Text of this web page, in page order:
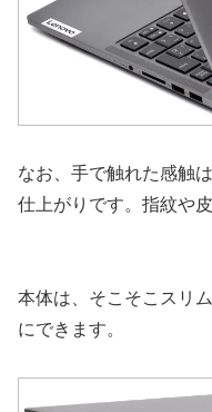
なお、手で触れた感触
仕上がりです。指紋や
本体は、そこそこスリ
にできます。